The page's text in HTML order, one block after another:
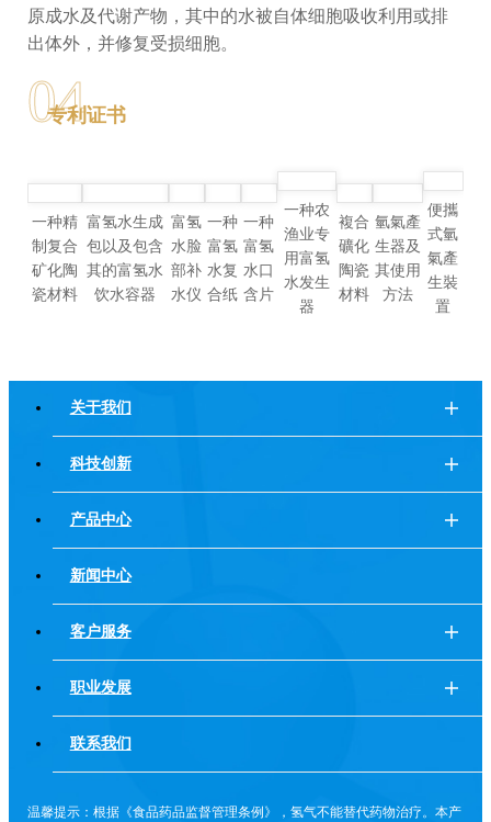
原成水及代谢产物，其中的水被自体细胞吸收利用或排
出体外，并修复受损细胞。
04
专利证书
一种精
制复合
矿化陶
瓷材料
富氢水生成
包以及包含
其的富氢水
饮水容器
富氢
水脸
部补
水仪
一种
富氢
水复
合纸
一种
富氢
水口
含片
一种农
渔业专
用富氢
水发生
器
複合
礦化
陶瓷
材料
氫氣產
生器及
其使用
方法
便攜
式氫
氣產
生裝
置
关于我们
科技创新
产品中心
新闻中心
客户服务
职业发展
联系我们
温馨提示：根据《食品药品监督管理条例》，氢气不能替代药物治疗。本产